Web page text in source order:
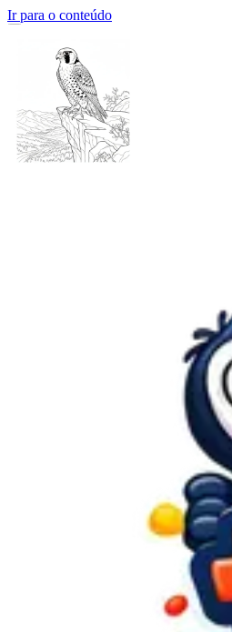
Ir para o conteúdo